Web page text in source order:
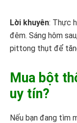
Lời khuyên: Thực
đêm. Sáng hôm
pittong thụt để
Mua bột
uy tín?
Nếu bạn đang tìm